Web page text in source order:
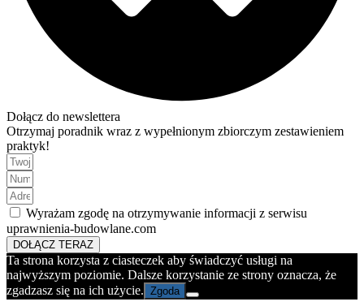
Dołącz do newslettera
Otrzymaj poradnik wraz z wypełnionym zbiorczym zestawieniem
praktyk!
Wyrażam zgodę na otrzymywanie informacji z serwisu
uprawnienia-budowlane.com
DOŁĄCZ TERAZ
Ta strona korzysta z ciasteczek aby świadczyć usługi na
najwyższym poziomie. Dalsze korzystanie ze strony oznacza, że
zgadzasz się na ich użycie. Zgoda